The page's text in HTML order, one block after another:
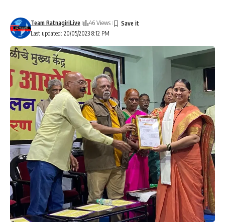
Last updated: 20/05/2023 8:12 PM
Team RatnagiriLive 46 Views